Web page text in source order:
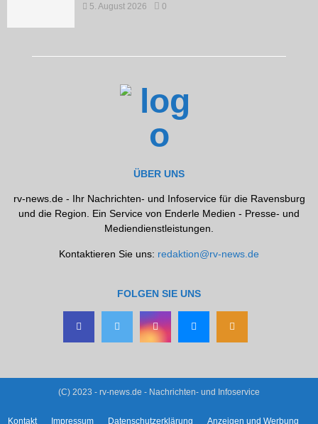
5. August 2026 0
ÜBER UNS
rv-news.de - Ihr Nachrichten- und Infoservice für die Ravensburg
und die Region. Ein Service von Enderle Medien - Presse- und
Mediendienstleistungen.
Kontaktieren Sie uns: redaktion@rv-news.de
FOLGEN SIE UNS
(C) 2023 - rv-news.de - Nachrichten- und Infoservice
Kontakt Impressum Datenschutzerklärung
Anzeigen und Werbung